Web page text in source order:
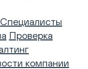
Специалисты
Проверка
компании